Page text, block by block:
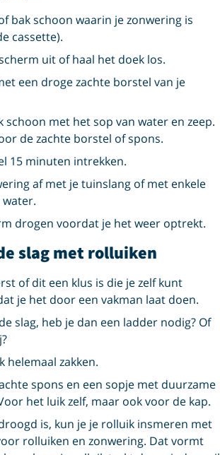
bak schoon waarin je zonwering is
cassette).
uit of haal het doek los.
een droge zachte borstel van je
schoon met het sop van water en zeep.
de zachte borstel of spons.
15 minuten intrekken.
af met je tuinslang of met enkele
drogen voordat je het weer optrekt.
slag met rolluiken
of dit een klus is die je zelf kunt
je het door een vakman laat doen.
slag, heb je dan een ladder nodig? Of
helemaal zakken.
spons en een sopje met duurzame
het luik zelf, maar ook voor de kap.
is, kun je je rolluik insmeren met
rolluiken en zonwering. Dat vormt